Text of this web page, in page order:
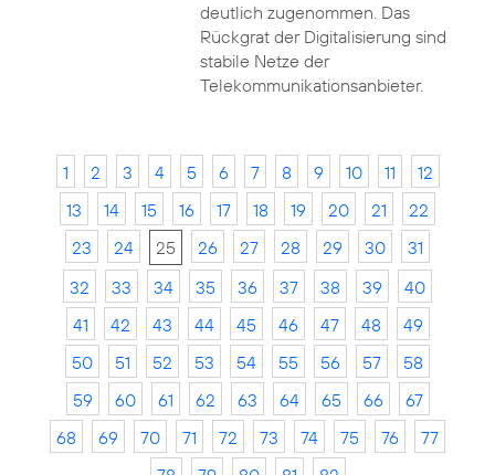
deutlich zugenommen. Das
Rückgrat der Digitalisierung sind
stabile Netze der
Telekommunikationsanbieter.
1 2 3 4 5 6 7 8 9 10 11
12
13
14 15 16 17 18 19 20 21
22
23
24 25 26 27 28 29 30
31
32
33 34 35 36 37 38 39
40
41
42 43 44 45 46 47 48
49
50
51 52 53 54 55 56 57
58
59
60 61 62 63 64 65 66
67
68
69 70 71 72 73 74 75 76
77